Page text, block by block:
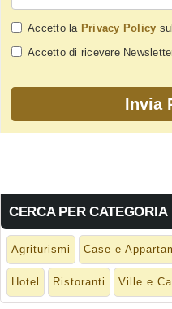
Accetto la Privacy Policy
Accetto di ricevere
CERCA PER CATEGORIA
Agriturismi Case e
Hotel Ristoranti Ville e